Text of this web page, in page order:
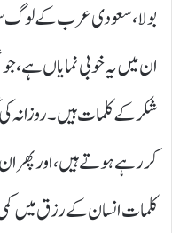
بولا، سعودی عرب کے لوگ
ان میں یہ خوبی نمایاں ہے،
شکر کے کلمات ہیں۔ روزانہ کی
کر رہے ہوتے ہیں، اور پھر
کلمات انسان کے رزق میں